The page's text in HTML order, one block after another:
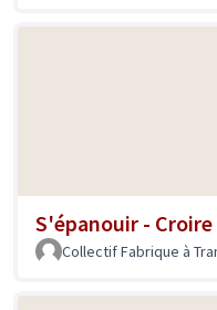
S'épanouir - Croire
Collectif Fabrique à